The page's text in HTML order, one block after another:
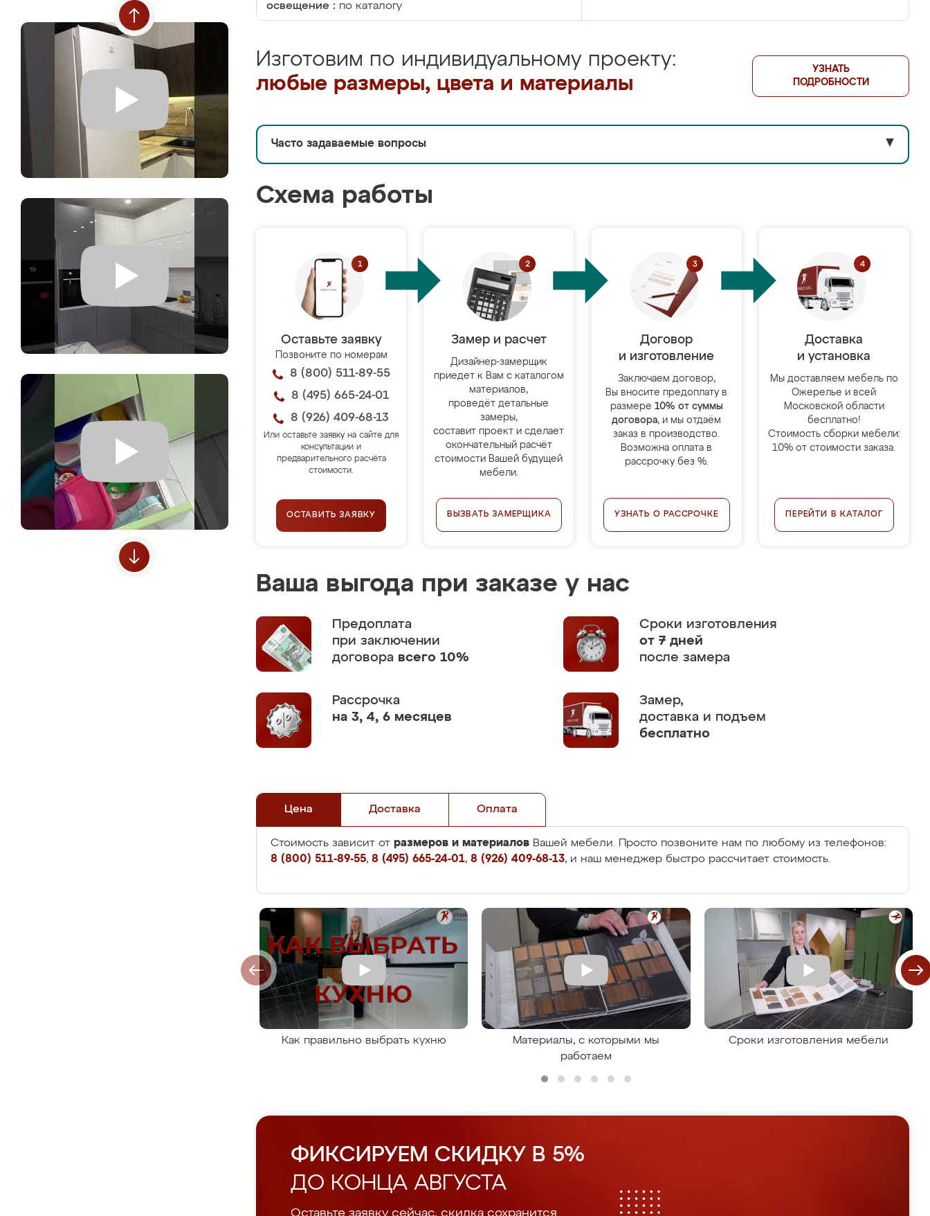
освещение : по каталогу
Изготовим по индивидуальному проекту:
любые размеры, цвета и материалы
УЗНАТЬ
ПОДРОБНОСТИ
Часто задаваемые вопросы ▼
Схема работы
Оставьте заявку
Позвоните по номерам
8 (800) 511-89-55
8 (495) 665-24-01
8 (926) 409-68-13
Или оставьте заявку на сайте для
консультации и
предварительного расчёта
стоимости.
ОСТАВИТЬ ЗАЯВКУ
Замер и расчет
Дизайнер-замерщик
приедет к Вам с каталогом
материалов,
проведёт детальные
замеры,
составит проект и сделает
окончательный расчёт
стоимости Вашей будущей
мебели.
ВЫЗВАТЬ ЗАМЕРЩИКА
Договор
и изготовление
Заключаем договор,
Вы вносите предоплату в
размере 10% от суммы
договора, и мы отдаём
заказ в производство.
Возможна оплата в
рассрочку без %.
УЗНАТЬ О РАССРОЧКЕ
Доставка
и установка
Мы доставляем мебель по
Ожерелье и всей
Московской области
бесплатно!
Стоимость сборки мебели:
10% от стоимости заказа.
ПЕРЕЙТИ В КАТАЛОГ
Ваша выгода при заказе у нас
Предоплата
при заключении
договора всего 10%
Сроки изготовления
от 7 дней
после замера
Рассрочка
на 3, 4, 6 месяцев
Замер,
доставка и подъем
бесплатно
Цена Доставка Оплата
Стоимость зависит от размеров и материалов Вашей мебели. Просто позвоните нам по любому из телефонов:
8 (800) 511-89-55, 8 (495) 665-24-01, 8 (926) 409-68-13, и наш менеджер быстро рассчитает стоимость.
Как правильно выбрать кухню
Материалы, с которыми мы
работаем
Сроки изготовления мебели
ФИКСИРУЕМ СКИДКУ В 5%
ДО КОНЦА АВГУСТА
Оставьте заявку сейчас, скидка сохранится.